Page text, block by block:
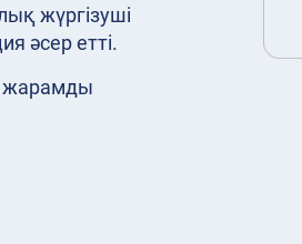
жүргізуші
әсер етті.
жарамды